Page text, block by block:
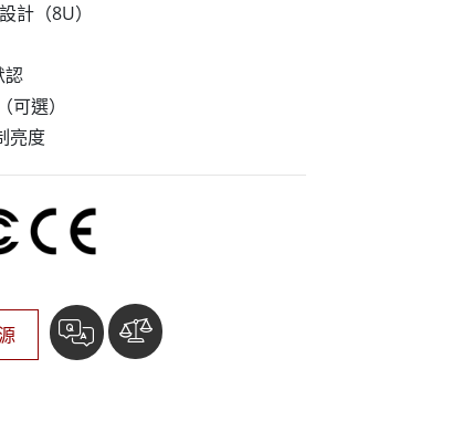
不鏽鋼等級
不鏽鋼工業顯示器
計（8U）
認
選）
亮度